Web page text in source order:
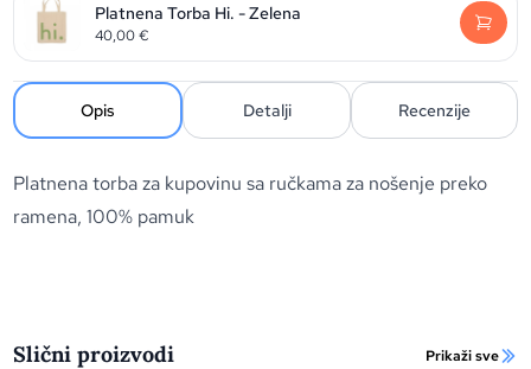
Platnena Torba Hi. - Zelena
40,00€
Opis Detalji Recenzije
Platnena torba za kupovinu sa ručkama za nošenje preko
ramena, 100% pamuk
Slični proizvodi Prikaži sve